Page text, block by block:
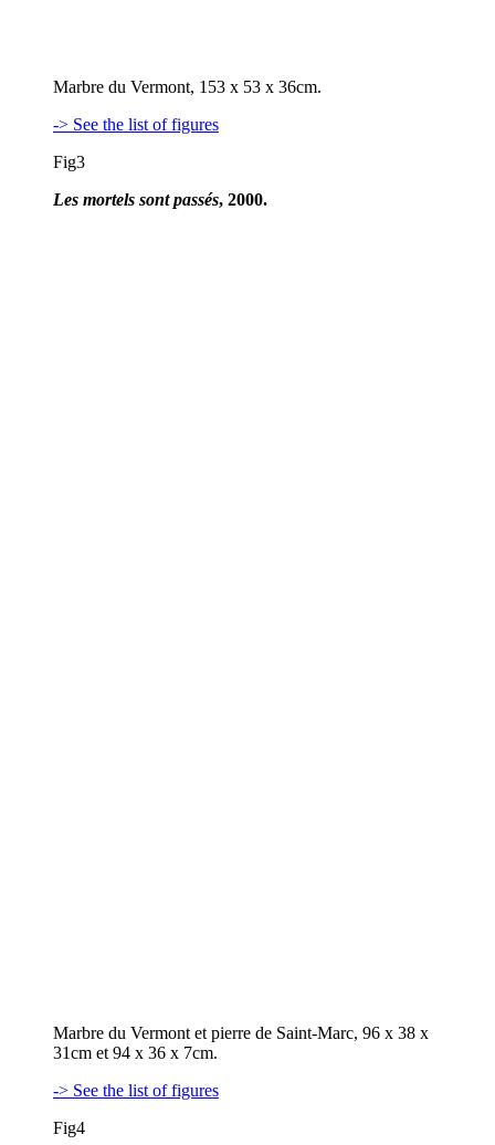
Marbre du Vermont, 153 x 53 x 36cm.
-> See the list of figures
Fig3
Les mortels sont passés, 2000.
Marbre du Vermont et pierre de Saint-Marc, 96 x 38 x
31cm et 94 x 36 x 7cm.
-> See the list of figures
Fig4